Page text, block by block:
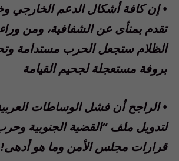
• إن كافة أشكال الدعم الخارجي
تقدم بمنأى عن الشفافية، ومن
الظلام ستجعل الحرب مستدامة
بروفة مستعجلة لجحيم القيامة
• الراجح أن فشل الوساطات
لتدويل ملف “القضية الجنوبية
قرارات مجلس الأمن وما هو أدهى!